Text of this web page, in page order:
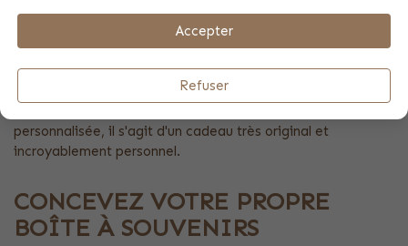
de condoléances. Les personnes endeuillées ont peut-être
encore beaucoup d'objets de la personne décédée et
aimeraient leur donner une belle place, mais elles ne savent
pas comment s'y prendre. Dans cette boîte à souvenirs, ils
peuvent facilement conserver les objets et y accéder
personnalisée, il s'agit d'un cadeau très original et
incroyablement personnel.
CONCEVEZ VOTRE PROPRE
BOÎTE À SOUVENIRS
Accepter
Refuser